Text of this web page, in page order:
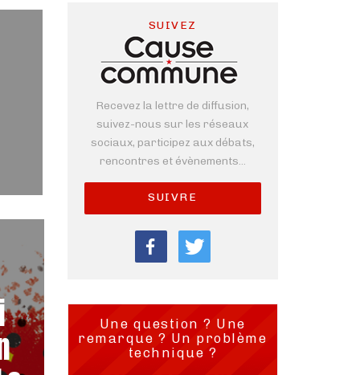
SUIVEZ
Recevez la lettre de diffusion,
suivez-nous sur les réseaux
sociaux, participez aux débats,
rencontres et évènements...
SUIVRE
Une question ? Une
remarque ? Un problème
technique ?